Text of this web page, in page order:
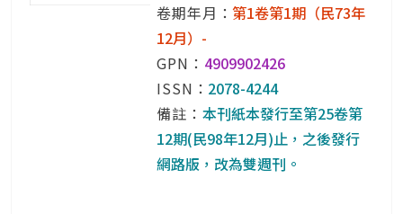
卷期年月：第1卷第1期（民73年
12月）-
GPN： 4909902426
ISSN： 2078-4244
備註： 本刊紙本發行至第25卷第
12期(民98年12月)止，之後發行
網路版，改為雙週刊。